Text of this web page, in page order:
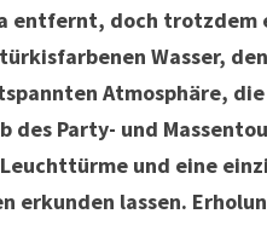
entfernt, doch trotzdem
Wasser, den
Atmosphäre,
des Party- und
und eine
erkunden lassen.